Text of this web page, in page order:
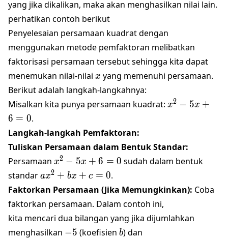
yang jika dikalikan, maka akan menghasilkan nilai lain.
perhatikan contoh berikut
Penyelesaian persamaan kuadrat dengan
menggunakan metode pemfaktoran melibatkan
faktorisasi persamaan tersebut sehingga kita dapat
menemukan nilai-nilai x
x yang memenuhi persamaan.
Berikut adalah langkah-langkahnya:
Misalkan kita punya persamaan kuadrat: x^2
= 0
x2 − 5x +
6 = 0.
Langkah-langkah Pemfaktoran:
Tuliskan Persamaan dalam Bentuk Standar:
Persamaan x^2
-
+ 6
= 0
x2 − 5x + 6 = 0 sudah dalam bentuk
standarax^2
+
+ c
= 0
ax2 + bx + c = 0.
Faktorkan Persamaan (Jika Memungkinkan): Coba
faktorkan persamaan. Dalam contoh ini,
kita mencari dua bilangan yang jika dijumlahkan
menghasilkan -5
−5 (koefisien b
b) dan